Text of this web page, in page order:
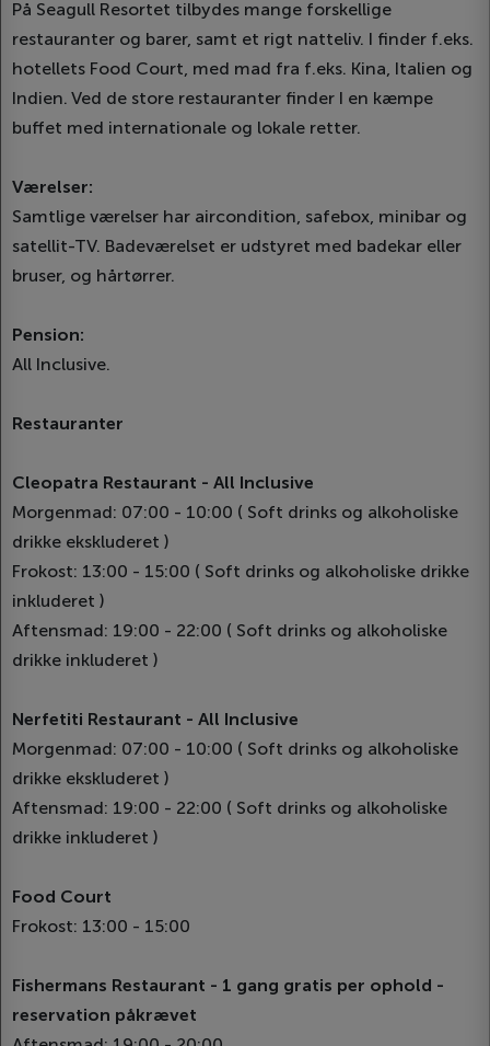
På Seagull Resortet tilbydes mange forskellige
restauranter og barer, samt et rigt natteliv. I finder f.eks.
hotellets Food Court, med mad fra f.eks. Kina, Italien og
Indien. Ved de store restauranter finder I en kæmpe
buffet med internationale og lokale retter.
Værelser:
Samtlige værelser har aircondition, safebox, minibar og
satellit-TV. Badeværelset er udstyret med badekar eller
bruser, og hårtørrer.
Pension:
All Inclusive.
Restauranter
Cleopatra Restaurant - All Inclusive
Morgenmad: 07:00 - 10:00 ( Soft drinks og alkoholiske
drikke ekskluderet )
Frokost: 13:00 - 15:00 ( Soft drinks og alkoholiske drikke
inkluderet )
Aftensmad: 19:00 - 22:00 ( Soft drinks og alkoholiske
drikke inkluderet )
Nerfetiti Restaurant - All Inclusive
Morgenmad: 07:00 - 10:00 ( Soft drinks og alkoholiske
drikke ekskluderet )
Aftensmad: 19:00 - 22:00 ( Soft drinks og alkoholiske
drikke inkluderet )
Food Court
Frokost: 13:00 - 15:00
Fishermans Restaurant - 1 gang gratis per ophold -
reservation påkrævet